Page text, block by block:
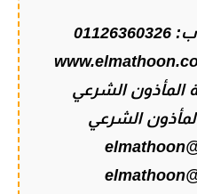
01126360326
المأذون الشرعي
الشرعي